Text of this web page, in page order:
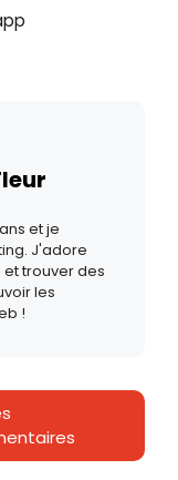
et je
J'adore
trouver des
les
!